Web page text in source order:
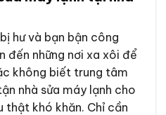
hư và bạn bận công
đến những nơi xa xôi để
không biết trung tâm
nhà sửa máy lạnh cho
thật khó khăn. Chỉ cần